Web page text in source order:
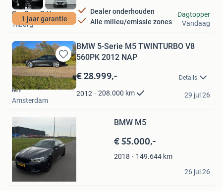
1 jaar garantie
Dealer onderhouden
Alle milieu/emissie zones
Car Parc B.V.
Tilburg
Dagtopper
Vandaag
Bewaren
in
Mijn
Favorieten
BMW 5-Serie M5 TWINTURBO V8
560PK 2012 NAP
€ 28.999,- Details
2012 208.000 km
MT
Amsterdam
29 jul 26
Mijn
Favorieten
BMW M5
€ 55.000,-
2018 149.644 km
Bert
Axel
26 jul 26